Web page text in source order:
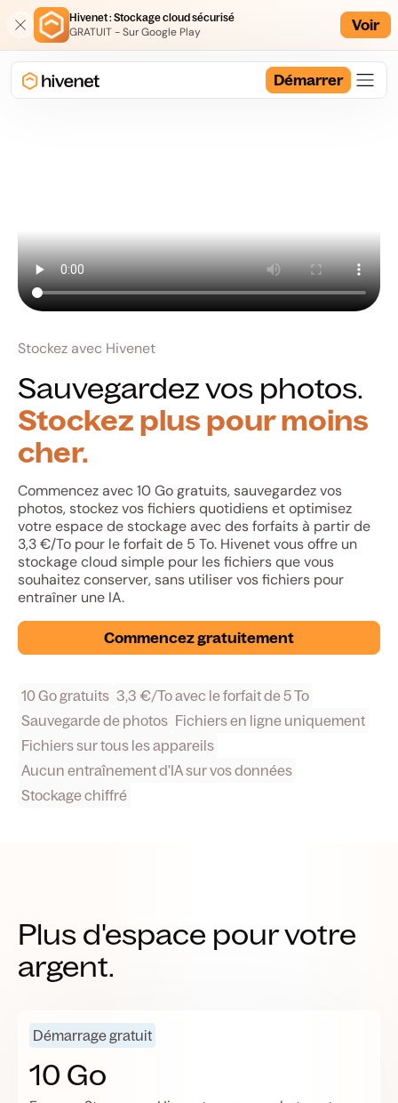
Hivenet : Stockage cloud sécurisé
GRATUIT - Sur Google Play Voir
Démarrer
Stockez avec Hivenet
Sauvegardez vos photos.
Stockez plus pour moins
cher.
Commencez avec 10 Go gratuits, sauvegardez vos
photos, stockez vos fichiers quotidiens et optimisez
votre espace de stockage avec des forfaits à partir de
3,3 €/To pour le forfait de 5 To. Hivenet vous offre un
stockage cloud simple pour les fichiers que vous
souhaitez conserver, sans utiliser vos fichiers pour
entraîner une IA.
Commencez gratuitement
10 Go gratuits 3,3 €/To avec le forfait de 5 To
Sauvegarde de photos Fichiers en ligne uniquement
Fichiers sur tous les appareils
Aucun entraînement d'IA sur vos données
Stockage chiffré
Plus d'espace pour votre
argent.
Démarrage gratuit
10 Go